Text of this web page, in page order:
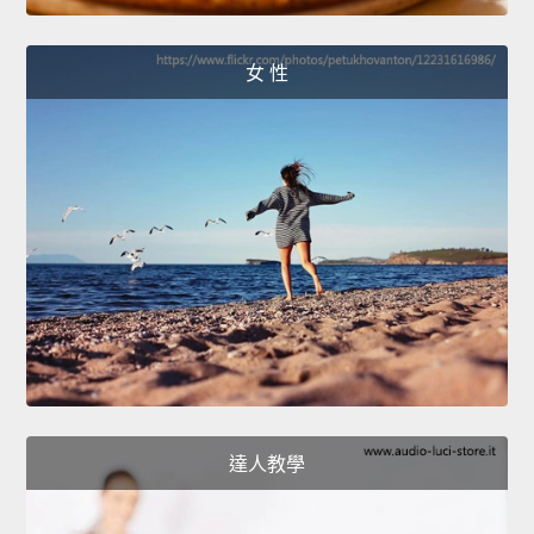
女 性
達人教學